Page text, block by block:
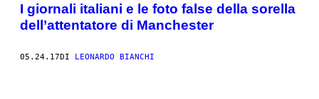
I giornali italiani e le foto false della sorella
dell’attentatore di Manchester
05.24.17DI LEONARDO BIANCHI